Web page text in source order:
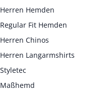
Herren Hemden
Regular Fit Hemden
Herren Chinos
Herren Langarmshirts
Styletec
Maßhemd